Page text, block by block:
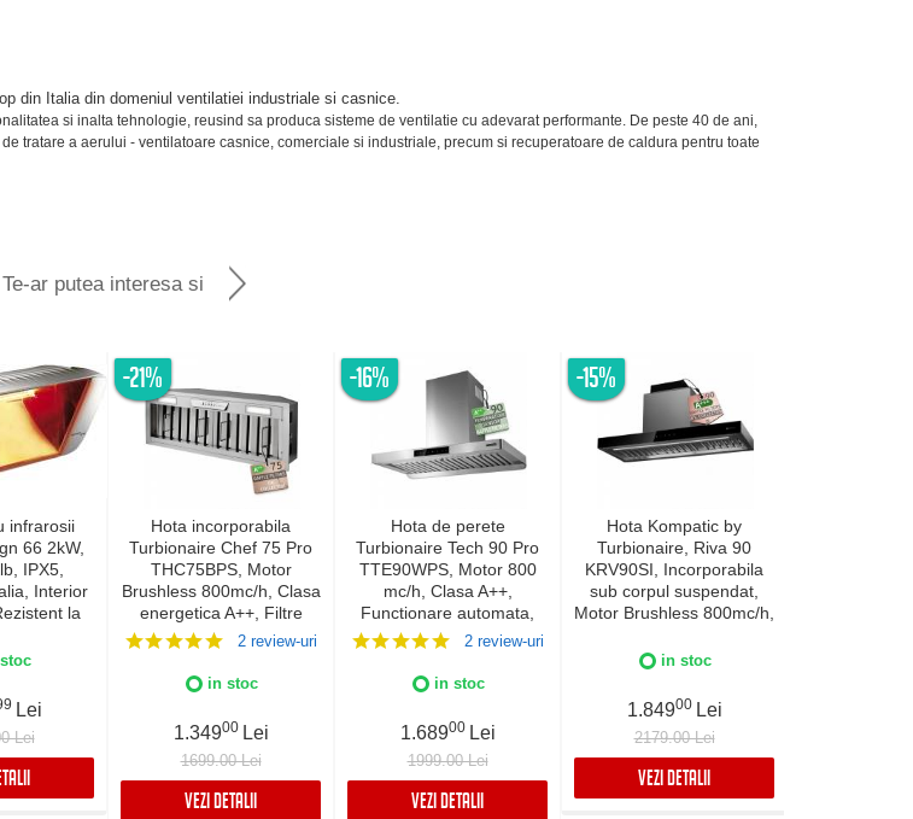
din Italia din domeniul ventilatiei industriale si casnice.
si inalta tehnologie, reusind sa produca sisteme de ventilatie cu adevarat performante. De peste 40 de ani,
tratare a aerului - ventilatoare casnice, comerciale si industriale, precum si recuperatoare de caldura pentru toate
Te-ar putea interesa si
infrarosii
66 2kW,
IPX5,
Interior
la
Lei
Lei
-21%
Hota incorporabila
Turbionaire Chef 75 Pro
THC75BPS, Motor
Brushless 800mc/h, Clasa
energetica A++, Filtre
Baffle Avansate din inox,
Control electronic,
viteze+Boost, Finisaj Inox
2 review-uri
in stoc
1.34900 Lei
1699.00 Lei
VEZI DETALII
-16%
Hota de perete
Turbionaire Tech 90 Pro
TTE90WPS, Motor 800
mc/h, Clasa A++,
Functionare automata,
Senzor monitorizare
curatare aer, Iluminare
Super boost, 90 cm, Inox
2 review-uri
in stoc
1.68900 Lei
1999.00 Lei
VEZI DETALII
-15%
Hota Kompatic by
Turbionaire, Riva 90
KRV90SI, Incorporabila
sub corpul suspendat,
Motor Brushless 800mc/h,
ajustabile, Filtre Baffle
Refulare
verticala/orizontala, 3
viteze, Boost si Super
Boost, Inox
in stoc
1.84900 Lei
2179.00 Lei
VEZI DETALII